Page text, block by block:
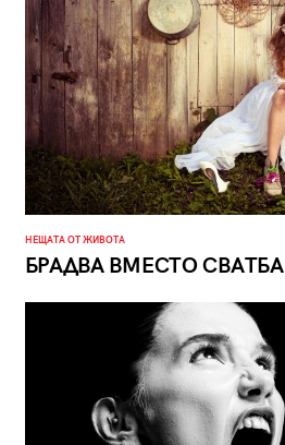
НЕЩАТА ОТ ЖИВОТА
БРАДВА ВМЕСТО СВАТБА